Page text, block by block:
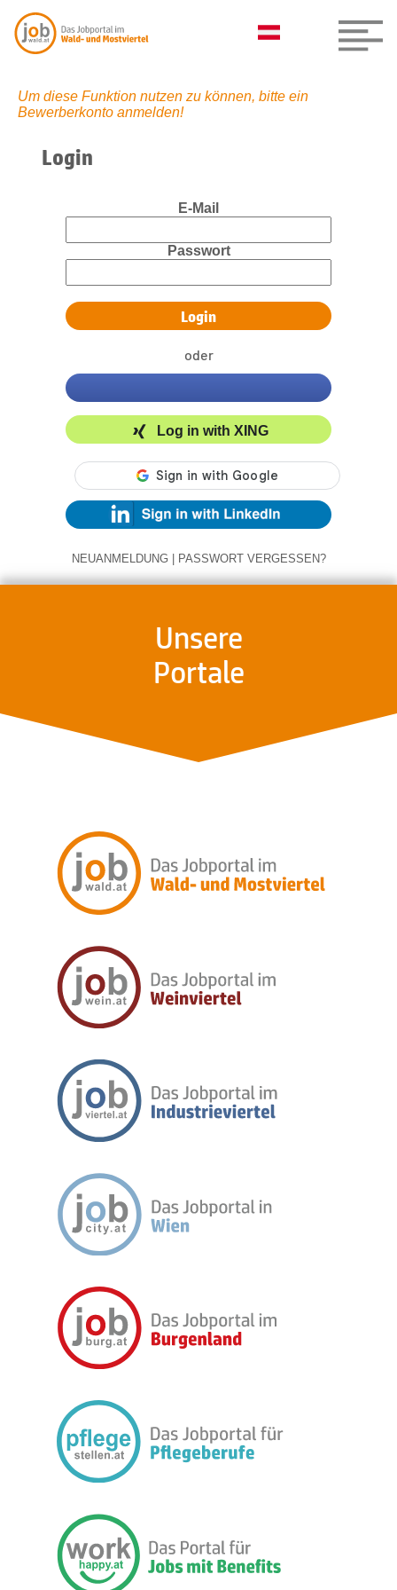
Um diese Funktion nutzen zu können, bitte ein
Bewerberkonto anmelden!
Login
E-Mail
Passwort
oder
Log in with XING
NEUANMELDUNG | PASSWORT VERGESSEN?
Unsere
Portale